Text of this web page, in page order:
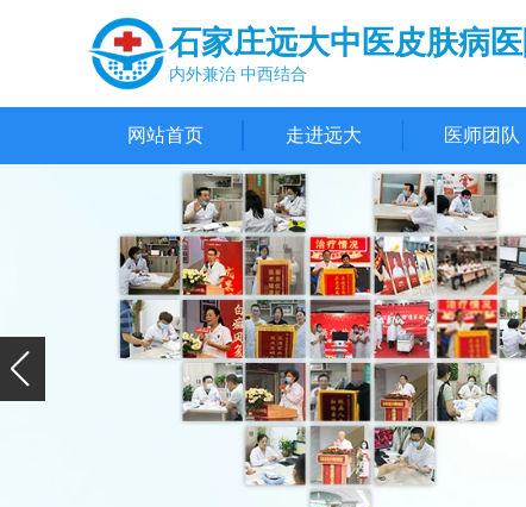
石家庄远大中医皮肤病
内外兼治 中西结合
网站首页 走进远大 医师团队